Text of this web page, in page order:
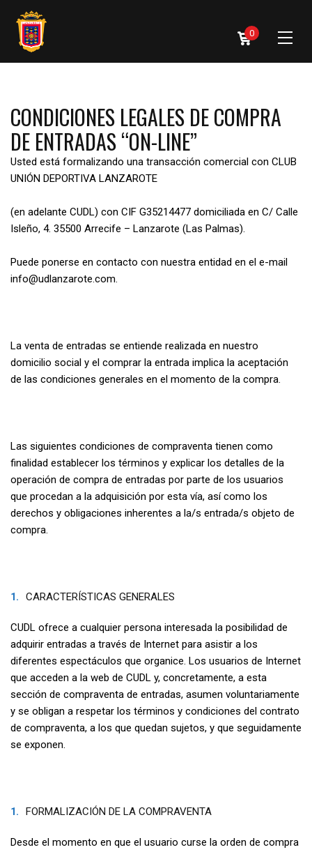
0
CONDICIONES LEGALES DE COMPRA
DE ENTRADAS “ON-LINE”
Usted está formalizando una transacción comercial con CLUB
UNIÓN DEPORTIVA LANZAROTE
(en adelante CUDL) con CIF G35214477 domiciliada en C/ Calle
Isleño, 4. 35500 Arrecife – Lanzarote (Las Palmas).
Puede ponerse en contacto con nuestra entidad en el e-mail
info@udlanzarote.com.
La venta de entradas se entiende realizada en nuestro
domicilio social y el comprar la entrada implica la aceptación
de las condiciones generales en el momento de la compra.
Las siguientes condiciones de compraventa tienen como
finalidad establecer los términos y explicar los detalles de la
operación de compra de entradas por parte de los usuarios
que procedan a la adquisición por esta vía, así como los
derechos y obligaciones inherentes a la/s entrada/s objeto de
compra.
CARACTERÍSTICAS GENERALES
CUDL ofrece a cualquier persona interesada la posibilidad de
adquirir entradas a través de Internet para asistir a los
diferentes espectáculos que organice. Los usuarios de Internet
que acceden a la web de CUDL y, concretamente, a esta
sección de compraventa de entradas, asumen voluntariamente
y se obligan a respetar los términos y condiciones del contrato
de compraventa, a los que quedan sujetos, y que seguidamente
se exponen.
FORMALIZACIÓN DE LA COMPRAVENTA
Desde el momento en que el usuario curse la orden de compra